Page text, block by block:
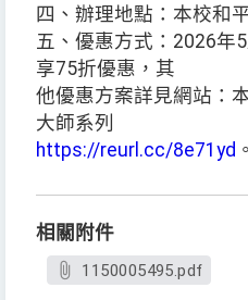
四、辦理地點：本校和
五、優惠方式：2026年
享75折優惠，其
他優惠方案詳見網站：
大師系列
https://reurl.cc/8e71yd 。
相關附件
1150005495.pdf